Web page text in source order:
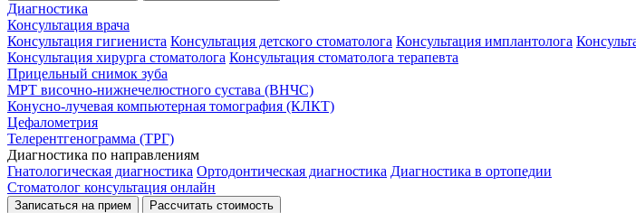
Диагностика
Консультация врача
Консультация гигиениста Консультация детского стоматолога Консультация имплантолога
Консультация хирурга стоматолога Консультация стоматолога терапевта
Прицельный снимок зуба
МРТ височно-нижнечелюстного сустава (ВНЧС)
Конусно-лучевая компьютерная томография (КЛКТ)
Цефалометрия
Телерентгенограмма (ТРГ)
Диагностика по направлениям
Гнатологическая диагностика Ортодонтическая диагностика Диагностика в ортопедии
Стоматолог консультация онлайн
Записаться на прием Рассчитать стоимость